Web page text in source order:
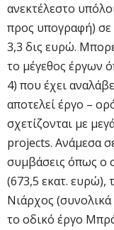
ανεκτέλεστο
προς υπογραφή) σε
3,3 δις ευρώ.
το μέγεθος έργων
4) που έχει
αποτελεί έργο –
σχετίζονται με
projects. Ανάμεσα
συμβάσεις όπως ο
(673,5 εκατ. ευρώ),
Νιάρχος (συνολικά
το οδικό έργο